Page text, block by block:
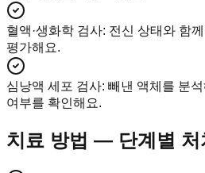
혈액·생화학 검사: 전신 상태와 함
평가해요.
심낭액 세포 검사: 빼낸 액체를 분
여부를 확인해요.
치료 방법 — 단계별 처